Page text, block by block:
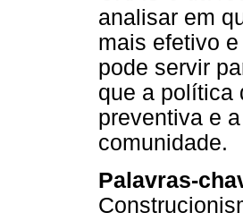
analisar em
mais efetivo
pode servir
que a política
preventiva e
comunidade.
Palavras-